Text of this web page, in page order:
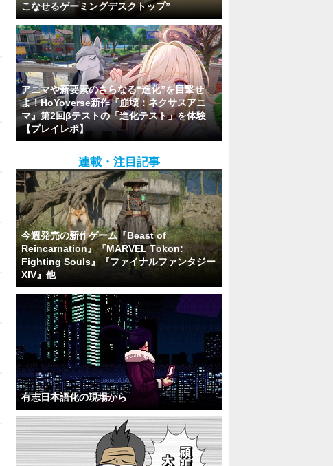
こなせるゲーミングデスクトップ”
アニマや新要素のさらなる“進化”を目撃せ
よ！HoYoverse新作『崩壊：ネクサスアニ
マ』第2回βテストの「進化テスト」を体験
【プレイレポ】
連載・注目記事
今週発売の新作ゲーム『Beast of
Reincarnation』『MARVEL Tōkon:
Fighting Souls』『ファイナルファンタジー
XIV』他
有志日本語化の現場から